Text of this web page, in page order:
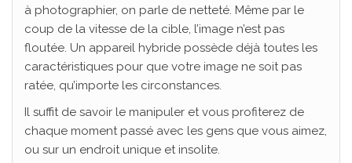
à photographier, on parle de netteté. Même par le
coup de la vitesse de la cible, l’image n’est pas
floutée. Un appareil hybride possède déjà toutes les
caractéristiques pour que votre image ne soit pas
ratée, qu’importe les circonstances.
Il suffit de savoir le manipuler et vous profiterez de
chaque moment passé avec les gens que vous aimez,
ou sur un endroit unique et insolite.